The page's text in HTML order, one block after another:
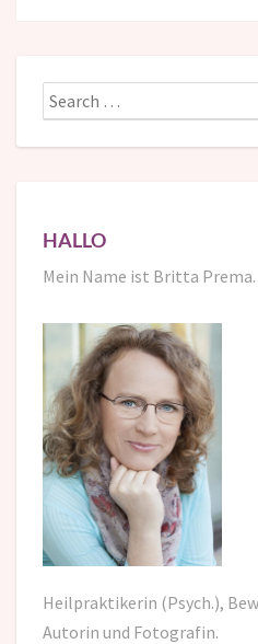
Search
for:
HALLO
Mein Name ist Britta Prema.
Heilpraktikerin (Psych.),
Autorin und Fotografin.